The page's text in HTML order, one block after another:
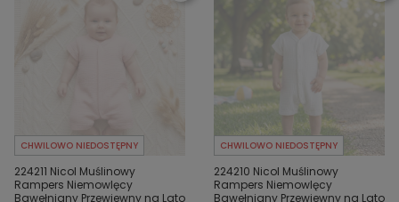
CHWILOWO NIEDOSTĘPNY
224211 Nicol Muślinowy
Rampers Niemowlęcy
Bawełniany Przewiewny na Lato
CHWILOWO NIEDOSTĘPNY
224210 Nicol Muślinowy
Rampers Niemowlęcy
Bawełniany Przewiewny na Lato